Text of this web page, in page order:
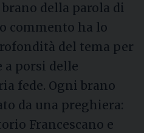
della parola di
commento ha lo
del tema per
a porsi delle
fede. Ogni brano
da una preghiera:
Francescano e